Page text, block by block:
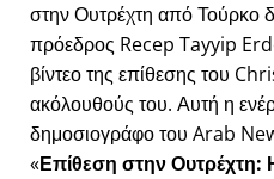
στην Ουτρέχτη από Τούρκο
πρόεδρος Recep Tayyip
βίντεο της επίθεσης του
ακόλουθούς του. Αυτή η
δημοσιογράφο του Arab
Επίθεση στην Ουτρέχτη: